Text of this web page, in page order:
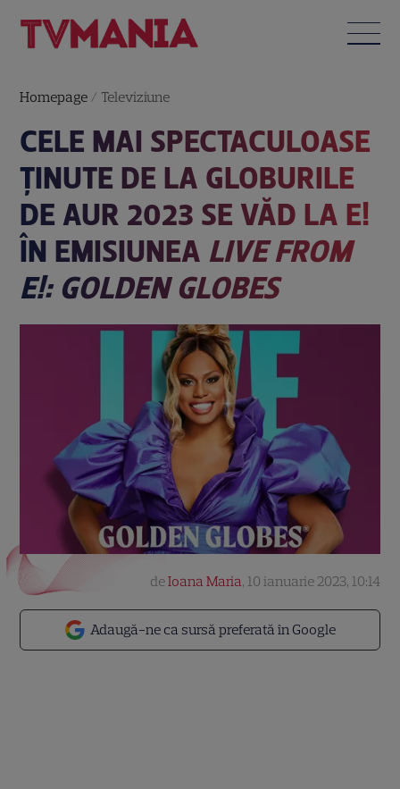
Homepage / Televiziune
CELE MAI SPECTACULOASE
ȚINUTE DE LA GLOBURILE
DE AUR 2023 SE VĂD LA E!
ÎN EMISIUNEA LIVE FROM
E!: GOLDEN GLOBES
Adaugă-ne ca sursă preferată în Google
deIoana Maria, 10 ianuarie 2023, 10:14